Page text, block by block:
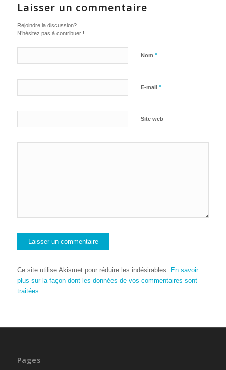
Laisser un commentaire
Rejoindre la discussion?
N’hésitez pas à contribuer !
Nom *
E-mail *
Site web
Ce site utilise Akismet pour réduire les indésirables. En savoir
plus sur la façon dont les données de vos commentaires sont
traitées.
Pages